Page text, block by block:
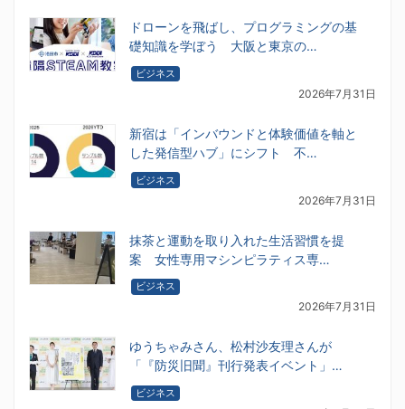
ドローンを飛ばし、プログラミングの基
礎知識を学ぼう 大阪と東京の…
ビジネス
2026年7月31日
新宿は「インバウンドと体験価値を軸と
した発信型ハブ」にシフト 不…
ビジネス
2026年7月31日
抹茶と運動を取り入れた生活習慣を提
案 女性専用マシンピラティス専…
ビジネス
2026年7月31日
ゆうちゃみさん、松村沙友理さんが
「『防災旧聞』刊行発表イベント」…
ビジネス